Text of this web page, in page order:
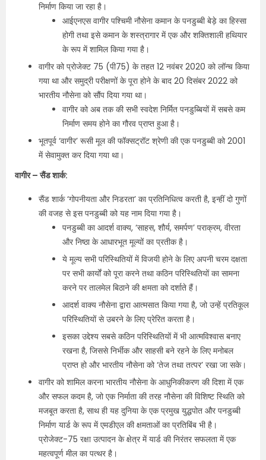
निर्माण किया जा रहा है।
आईएनएस वागीर पश्चिमी नौसेना कमान के पनडुब्बी बेड़े का हिस्सा
होगी तथा इसे कमान के शस्त्रागार में एक और शक्तिशाली हथियार
के रूप में शामिल किया गया है।
वागीर को प्रोजेक्ट 75 (पी75) के तहत 12 नवंबर 2020 को लॉन्च किया
गया था और समुद्री परीक्षणों के पूरा होने के बाद 20 दिसंबर 2022 को
भारतीय नौसेना को सौंप दिया गया था।
वागीर को अब तक की सभी स्वदेश निर्मित पनडुब्बियों में सबसे कम
निर्माण समय होने का गौरव प्राप्त हुआ है।
भूतपूर्व ‘वागीर’ रूसी मूल की फॉक्सट्रॉट श्रेणी की एक पनडुब्बी को 2001
में सेवामुक्त कर दिया गया था।
वागीर – सैंड शार्क:
सैंड शार्क ‘गोपनीयता और निडरता’ का प्रतिनिधित्व करती है, इन्हीं दो गुणों
की वजह से इस पनडुब्बी को यह नाम दिया गया है।
पनडुब्बी का आदर्श वाक्य, ‘साहस, शौर्य, समर्पण’ पराक्रम, वीरता
और निष्ठा के आधारभूत मूल्यों का प्रतीक है।
ये मूल्य सभी परिस्थितियों में विजयी होने के लिए अपनी चरम दक्षता
पर सभी कार्यों को पूरा करने तथा कठिन परिस्थितियों का सामना
करने पर तालमेल बिठाने की क्षमता को दर्शाते हैं।
आदर्श वाक्य नौसेना द्वारा आत्मसात किया गया है, जो उन्हें प्रतिकूल
परिस्थितियों से उबरने के लिए प्रेरित करता है।
इसका उद्देश्य सबसे कठिन परिस्थितियों में भी आत्मविश्वास बनाए
रखना है, जिससे निर्भीक और साहसी बने रहने के लिए मनोबल
प्राप्त हो और भारतीय नौसेना को ‘तेज तथा तत्पर’ रखा जा सके।
वागीर को शामिल करना भारतीय नौसेना के आधुनिकीकरण की दिशा में एक
और सफल कदम है, जो एक निर्माता की तरह नौसेना की विशिष्ट स्थिति को
मजबूत करता है, साथ ही यह दुनिया के एक प्रमुख युद्धपोत और पनडुब्बी
निर्माण यार्ड के रूप में एमडीएल की क्षमताओं का प्रतिबिंब भी है।
प्रोजेक्ट-75 रक्षा उत्पादन के क्षेत्र में यार्ड की निरंतर सफलता में एक
महत्वपूर्ण मील का पत्थर है।